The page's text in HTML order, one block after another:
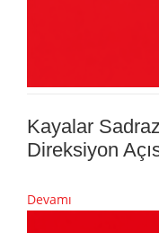
Kayalar
Direksiyon
Devamı